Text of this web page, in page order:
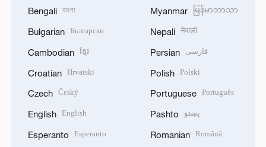
Bengali বাংলা
Bulgarian Български
Cambodian ខ្មែរ
Croatian Hrvatski
Czech Český
English English
Esperanto Esperanto
Myanmar မြန်မာဘာသာ
Nepali नेपाली
Persian فارسی
Polish Polski
Portuguese Português
Pashto پښتو
Romanian Română